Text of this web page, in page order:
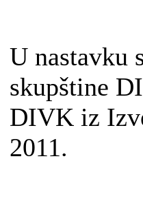
U nastavku
skupštine
DIVK iz
2011.